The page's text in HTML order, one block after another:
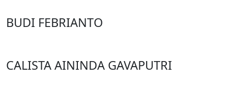
BUDI FEBRIANTO
CALISTA AININDA GAVAPUTRI